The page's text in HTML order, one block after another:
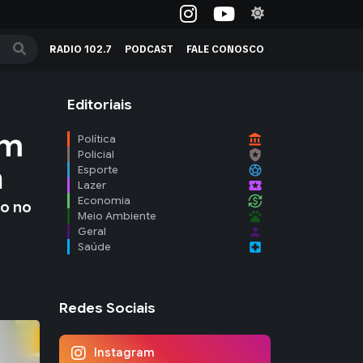
RADIO 102.7 PODCAST FALE CONOSCO
no
Editoriais
Política account_balance
Policial local_police
Esporte sports_soccer
Lazer local_activity
Economia currency_exchange
Meio Ambiente pets
Geral person
Saúde local_hospital
Redes Sociais
Instagram